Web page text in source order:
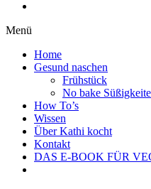
Menü
Home
Gesund naschen
Frühstück
No bake
How To’s
Wissen
Über Kathi kocht
Kontakt
DAS E-BOOK FÜR